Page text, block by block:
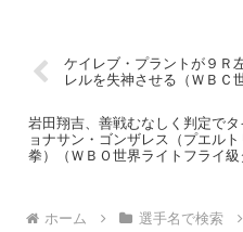
ケイレブ・プラントが９Ｒ
レルを失神させる（ＷＢＣ
岩田翔吉、善戦むなしく判定で
ョナサン・ゴンザレス（プエル
拳）（ＷＢＯ世界ライトフライ級
ホーム 選手名で検索